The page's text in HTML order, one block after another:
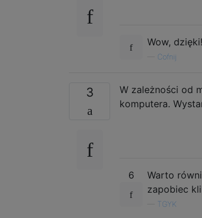
Wow,
Cofnij
3
W zależności od
komputera.
6
Warto
zapobiec
TGYK